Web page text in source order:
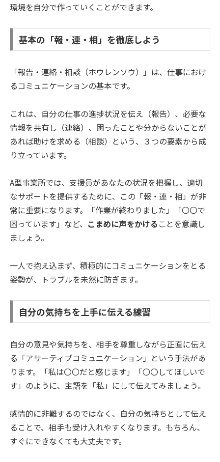
環境を自分で作っていくことができます。
基本の「報・連・相」を徹底しよう
「報告・連絡・相談（ホウレンソウ）」は、仕事におけ
るコミュニケーションの基本です。
これは、自分の仕事の進捗状況を伝え（報告）、必要な
情報を共有し（連絡）、困ったことや分からないことが
あれば助けを求める（相談）という、３つの要素から成
り立っています。
A型事業所では、支援員があなたの状況を把握し、適切
なサポートを提供するために、この「報・連・相」が非
常に重要になります。「作業が終わりました」「〇〇で
困っています」など、 こまめに声をかける ことを意識し
ましょう。
一人で抱え込まず、積極的にコミュニケーションをとる
姿勢が、トラブルを未然に防ぎます。
自分の気持ちを上手に伝える練習
自分の意見や気持ちを、相手を尊重しながら正直に伝え
る「アサーティブコミュニケーション」という手法があ
ります。「私は〇〇だと感じます」「〇〇してほしいで
す」のように、主語を「私」にして伝えてみましょう。
感情的に非難するのではなく、自分の気持ちとして伝え
ることで、相手も受け入れやすくなります。もちろん、
すぐにできなくても大丈夫です。